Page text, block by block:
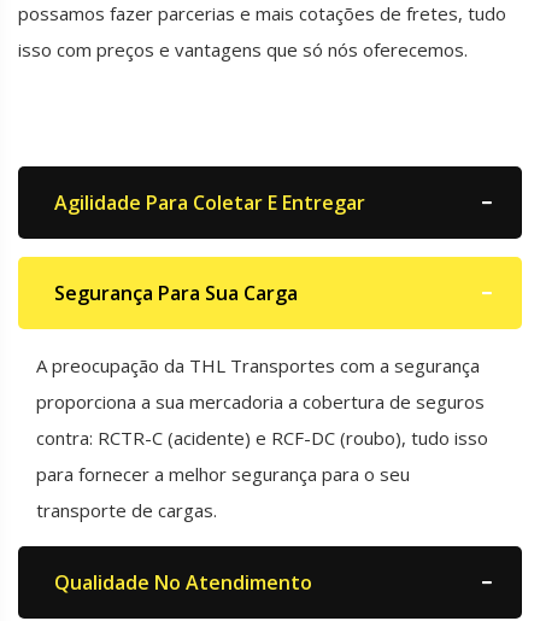
possamos fazer parcerias e mais cotações de fretes, tudo
isso com preços e vantagens que só nós oferecemos.
Agilidade Para Coletar E Entregar
Segurança Para Sua Carga
A preocupação da THL Transportes com a segurança
proporciona a sua mercadoria a cobertura de seguros
contra: RCTR-C (acidente) e RCF-DC (roubo), tudo isso
para fornecer a melhor segurança para o seu
transporte de cargas.
Qualidade No Atendimento